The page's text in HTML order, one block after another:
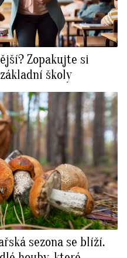
Zopakujte si
školy
sezona se blíží.